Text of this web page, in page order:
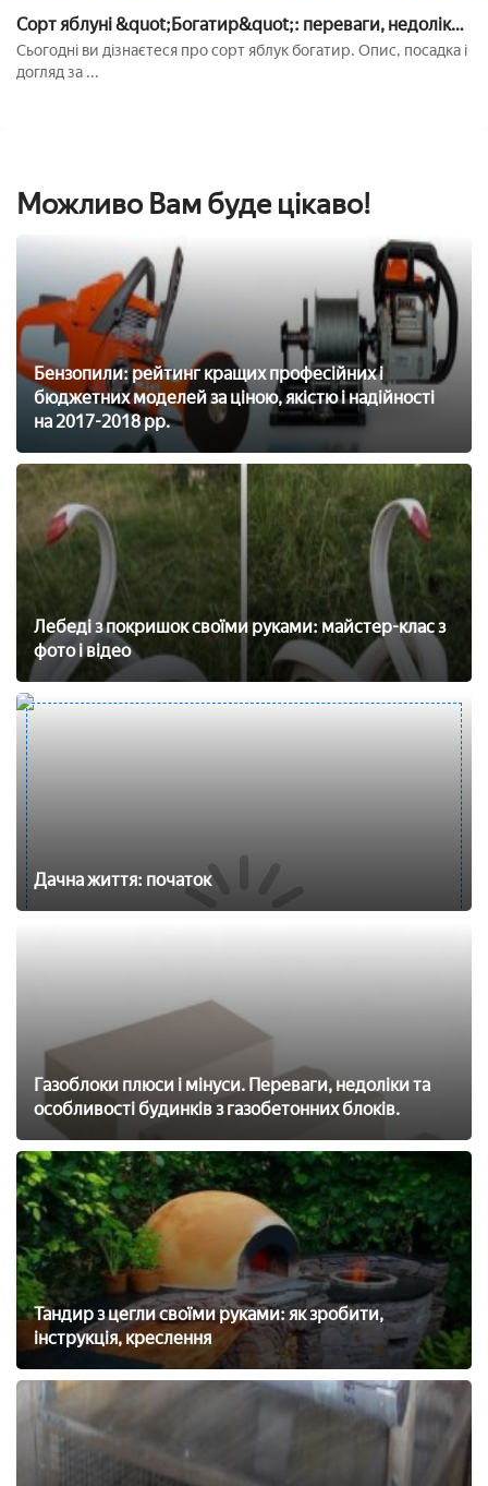
Сорт яблуні &quot;Богатир&quot;: переваги, недоліки,
посадка, догляд
Сьогодні ви дізнаєтеся про сорт яблук богатир. Опис, посадка і
догляд за ...
Можливо Вам буде цікаво!
Бензопили: рейтинг кращих професійних і
бюджетних моделей за ціною, якістю і надійності
на 2017-2018 рр.
Лебеді з покришок своїми руками: майстер-клас з
фото і відео
Дачна життя: початок
Газоблоки плюси і мінуси. Переваги, недоліки та
особливості будинків з газобетонних блоків.
Тандир з цегли своїми руками: як зробити,
інструкція, креслення